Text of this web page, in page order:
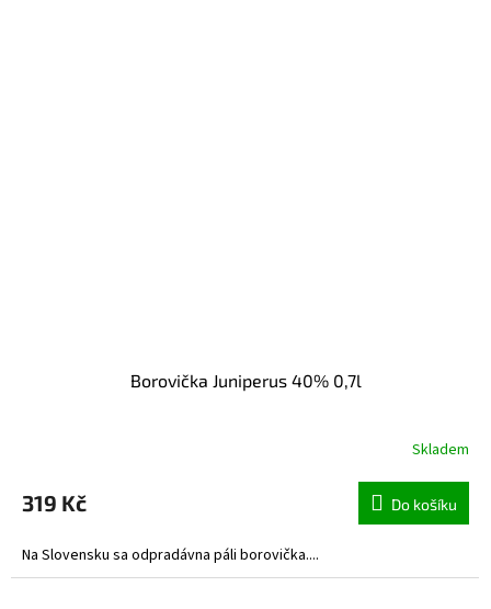
Borovička Juniperus 40% 0,7l
Skladem
319 Kč Do košíku
Na Slovensku sa odpradávna páli borovička....